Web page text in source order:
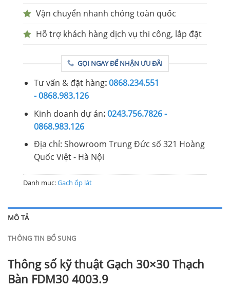
Vận chuyển nhanh chóng toàn quốc
Hỗ trợ khách hàng dịch vụ thi công, lắp đặt
GỌI NGAY ĐỂ NHẬN ƯU ĐÃI
Tư vấn & đặt hàng:0868.234.551
- 0868.983.126
Kinh doanh dự án:0243.756.7826 -
0868.983.126
Địa chỉ: Showroom Trung Đức số 321 Hoàng
Quốc Việt - Hà Nội
Danh mục:Gạch ốp lát
MÔ TẢ
THÔNG TIN BỔ SUNG
Thông số kỹ thuật Gạch 30×30 Thạch
Bàn FDM30 4003.9